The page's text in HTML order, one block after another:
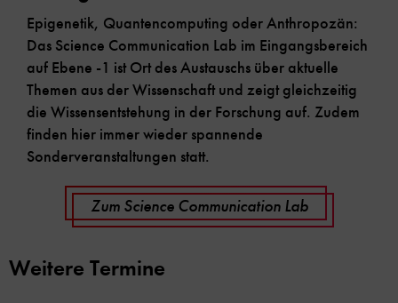
Epigenetik, Quantencomputing oder Anthropozän:
Das Science Communication Lab im Eingangsbereich
auf Ebene -1 ist Ort des Austauschs über aktuelle
Themen aus der Wissenschaft und zeigt gleichzeitig
die Wissensentstehung in der Forschung auf. Zudem
finden hier immer wieder spannende
Sonderveranstaltungen statt.
Zum Science Communication Lab
Weitere Termine